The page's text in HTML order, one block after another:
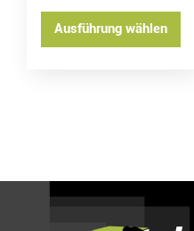
Ausführung wählen